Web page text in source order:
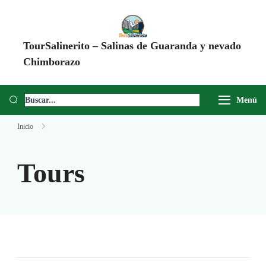
TourSalinerito – Salinas de Guaranda y nevado
Chimborazo
Chimborazo, Minas de Sal, Quesera El Salinerito, Chocolates El
Menú
Inicio
Tours